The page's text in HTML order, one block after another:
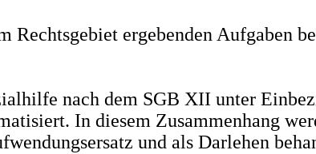
ergebenden Aufgaben
nach dem SGB XII unter
In diesem Zusammenhang
und als Darlehen